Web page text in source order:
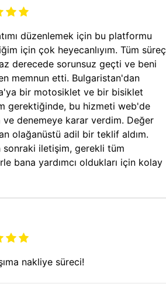
düzenlemek için bu platformu
için çok heyecanlıyım. Tüm süreç
derecede sorunsuz geçti ve beni
memnun etti. Bulgaristan'dan
bir motosiklet ve bir bisiklet
gerektiğinde, bu hizmeti web'de
ve denemeye karar verdim. Değer
olağanüstü adil bir teklif aldım.
sonraki iletişim, gerekli tüm
bana yardımcı oldukları için kolay
nakliye süreci!